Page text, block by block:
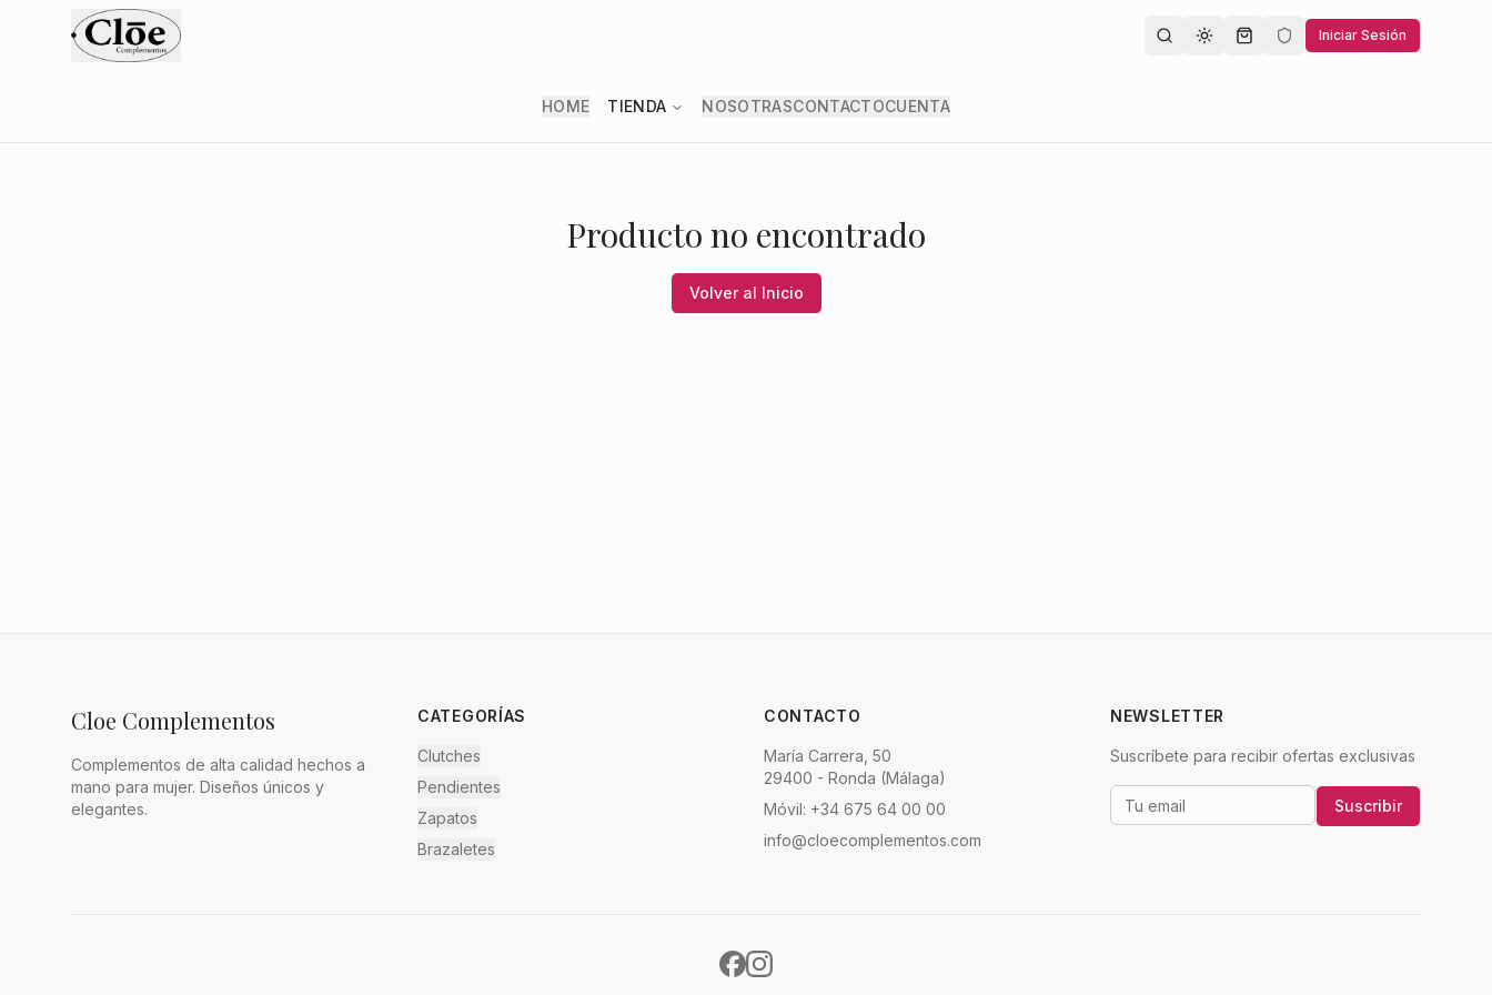
Toggle theme Iniciar Sesión
HOME TIENDA NOSOTRASCONTACTOCUENTA
Producto no encontrado
Volver al Inicio
Cloe Complementos
Complementos de alta calidad hechos a
mano para mujer. Diseños únicos y
elegantes.
CATEGORÍAS
Clutches
Pendientes
Zapatos
Brazaletes
CONTACTO
María Carrera, 50
29400 - Ronda (Málaga)
Móvil: +34 675 64 00 00
info@cloecomplementos.com
NEWSLETTER
Suscríbete para recibir ofertas exclusivas
Suscribir